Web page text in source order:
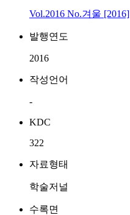
Vol.2016 No.겨울 [2016]
발행연도
2016
작성언어
-
KDC
322
자료형태
학술저널
수록면